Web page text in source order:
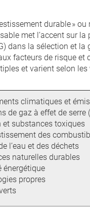
durable »
met l’accent sur
dans la sélection et
facteurs de risque et
et varient selon
climatiques et
de gaz à effet de serre
et substances toxiques
des
l’eau et des déchets
naturelles durables
énergétique
propres